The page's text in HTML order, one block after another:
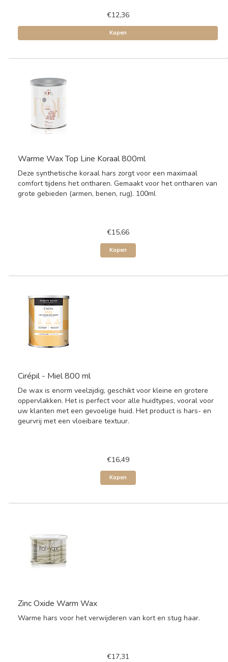
€12,36
Kopen
Warme Wax Top Line Koraal 800ml
Deze synthetische koraal hars zorgt voor een maximaal
comfort tijdens het ontharen. Gemaakt voor het ontharen van
grote gebieden (armen, benen, rug). 100ml
€15,66
Kopen
Cirépil - Miel 800 ml
De wax is enorm veelzijdig, geschikt voor kleine en grotere
oppervlakken. Het is perfect voor alle huidtypes, vooral voor
uw klanten met een gevoelige huid. Het product is hars- en
geurvrij met een vloeibare textuur.
€16,49
Kopen
Zinc Oxide Warm Wax
Warme hars voor het verwijderen van kort en stug haar.
€17,31